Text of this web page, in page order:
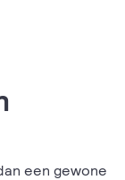
een gewone